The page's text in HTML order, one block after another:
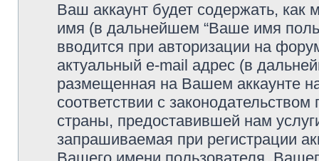
Ваш аккаунт будет содержать,
имя (в дальнейшем “Ваше имя
вводится при авторизации на
актуальный e-mail адрес (в
размещенная на Вашем аккаунте
соответствии с
страны, предоставившей нам
запрашиваемая при регистрации